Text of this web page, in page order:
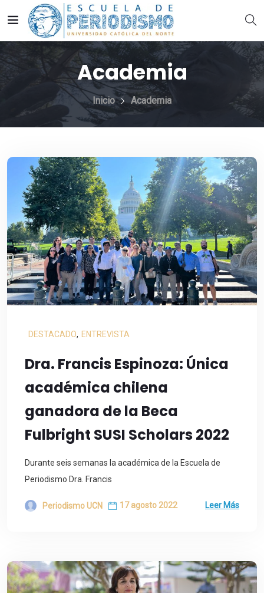
Academia
Inicio Academia
DESTACADO, ENTREVISTA
Dra. Francis Espinoza: Única
académica chilena
ganadora de la Beca
Fulbright SUSI Scholars 2022
Durante seis semanas la académica de la Escuela de
Periodismo Dra. Francis
Periodismo UCN 17 agosto 2022 Leer Más